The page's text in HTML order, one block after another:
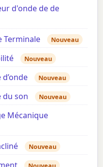
d'onde de de
Terminale Nouveau
Nouveau
Nouveau
du son Nouveau
Mécanique
Nouveau